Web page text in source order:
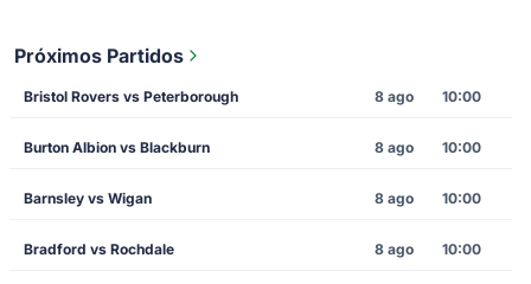
Próximos Partidos
Bristol Rovers vs Peterborough 8 ago 10:00
Burton Albion vs Blackburn 8 ago 10:00
Barnsley vs Wigan 8 ago 10:00
Bradford vs Rochdale 8 ago 10:00